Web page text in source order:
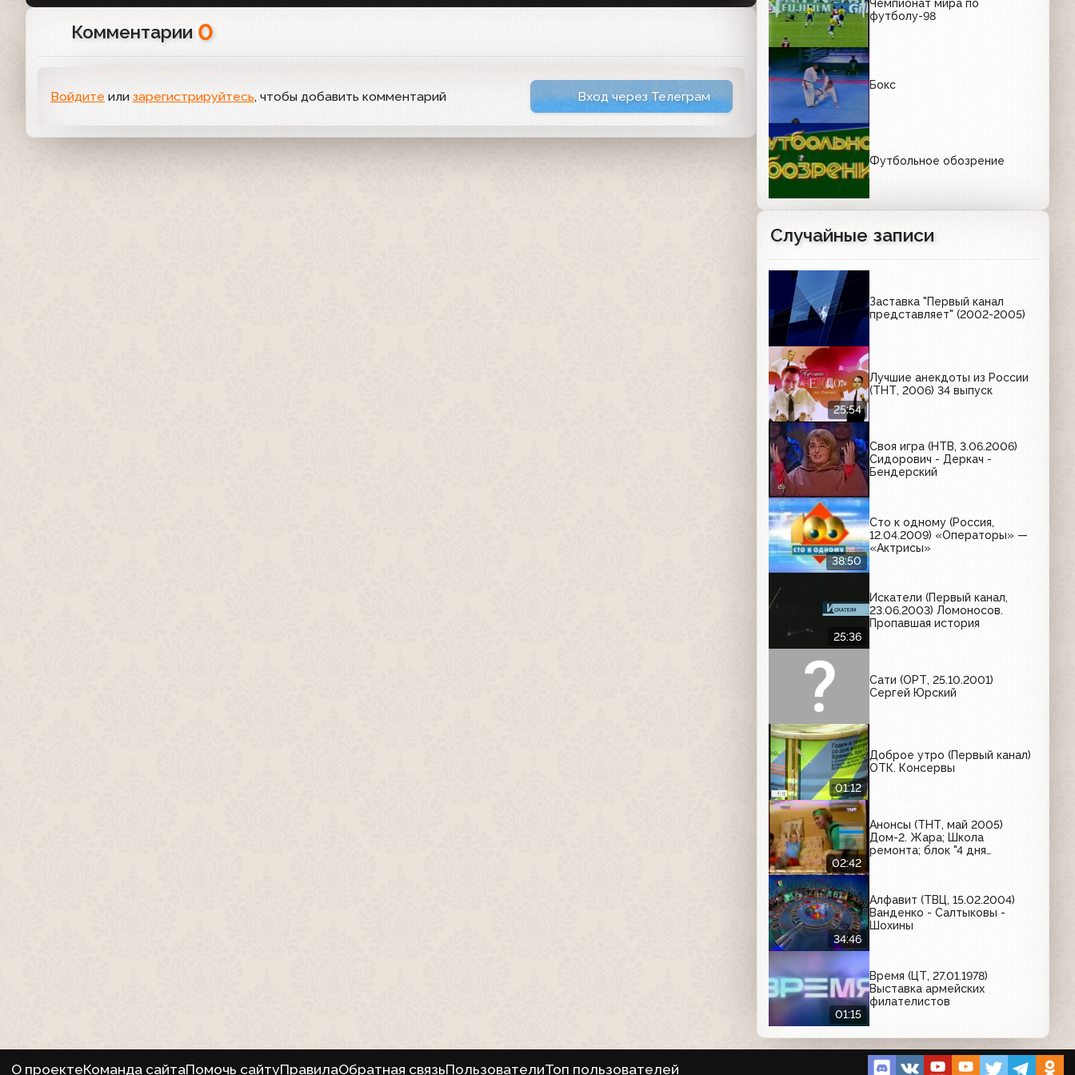
Комментарии 0
Войдите или зарегистрируйтесь, чтобы добавить комментарий Вход через Телеграм
Чемпионат мира по
футболу-98
Бокс
Футбольное обозрение
Случайные записи
Заставка "Первый канал
представляет" (2002-2005)
25:54
Лучшие анекдоты из России
(ТНТ, 2006) 34 выпуск
Своя игра (НТВ, 3.06.2006)
Сидорович - Деркач -
Бендерский
38:50
Сто к одному (Россия,
12.04.2009) «Операторы» —
«Актрисы»
25:36
Искатели (Первый канал,
23.06.2003) Ломоносов.
Пропавшая история
Сати (ОРТ, 25.10.2001)
Сергей Юрский
01:12
Доброе утро (Первый канал)
ОТК. Консервы
02:42
Анонсы (ТНТ, май 2005)
Дом-2. Жара; Школа
ремонта; блок "4 дня
34:46
Алфавит (ТВЦ, 15.02.2004)
Ванденко - Салтыковы -
Шохины
01:15
Время (ЦТ, 27.01.1978)
Выставка армейских
филателистов
О проектеКоманда сайтаПомочь сайтуПравилаОбратная связьПользователиТоп пользователей